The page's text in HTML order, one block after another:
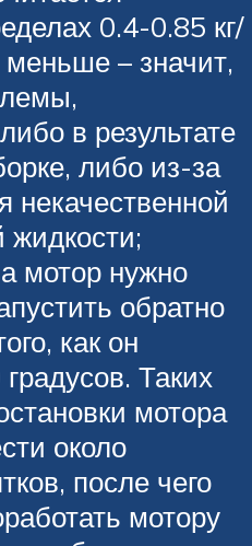
0.4-0.85 кг/
– значит,
в результате
либо из-за
некачественной
мотор нужно
обратно
как он
Таких
мотора
около
после чего
мотору